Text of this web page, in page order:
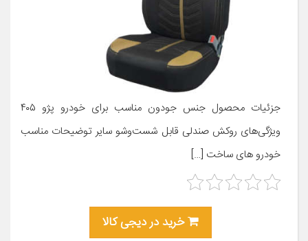
جزئیات محصول جنس جودون مناسب برای خودرو پژو ۴۰۵
ویژگی‌های روکش صندلی قابل شست‌وشو سایر توضیحات مناسب
خودرو های ساخت […]
خرید در دیجی کالا